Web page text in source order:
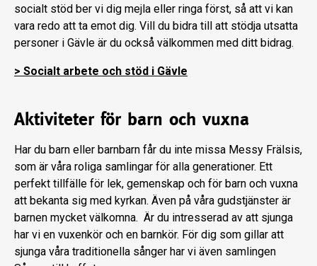
socialt stöd ber vi dig mejla eller ringa först, så att vi kan
vara redo att ta emot dig. Vill du bidra till att stödja utsatta
personer i Gävle är du också välkommen med ditt bidrag.
> Socialt arbete och stöd i Gävle
Aktiviteter för barn och vuxna
Har du barn eller barnbarn får du inte missa Messy Frälsis,
som är våra roliga samlingar för alla generationer. Ett
perfekt tillfälle för lek, gemenskap och för barn och vuxna
att bekanta sig med kyrkan. Även på våra gudstjänster är
barnen mycket välkomna. Är du intresserad av att sjunga
har vi en vuxenkör och en barnkör. För dig som gillar att
sjunga våra traditionella sånger har vi även samlingen